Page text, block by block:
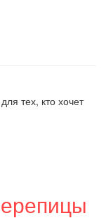
тех, кто хочет